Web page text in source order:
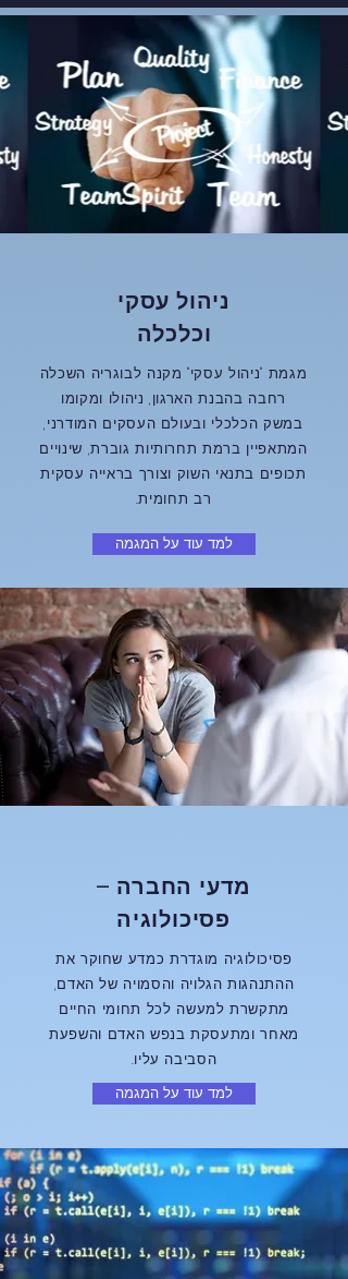
ניהול עסקי
וכלכלה
מגמת "ניהול עסקי" מקנה לבוגריה השכלה
רחבה בהבנת הארגון, ניהולו ומקומו
במשק הכלכלי ובעולם העסקים המודרני,
המתאפיין ברמת תחרותיות גוברת, שינויים
תכופים בתנאי השוק וצורך בראייה עסקית
רב תחומית.
למד עוד על המגמה
מדעי החברה –
פסיכולוגיה
פסיכולוגיה מוגדרת כמדע שחוקר את
ההתנהגות הגלויה והסמויה של האדם,
מתקשרת למעשה לכל תחומי החיים
מאחר ומתעסקת בנפש האדם והשפעת
הסביבה עליו.
למד עוד על המגמה